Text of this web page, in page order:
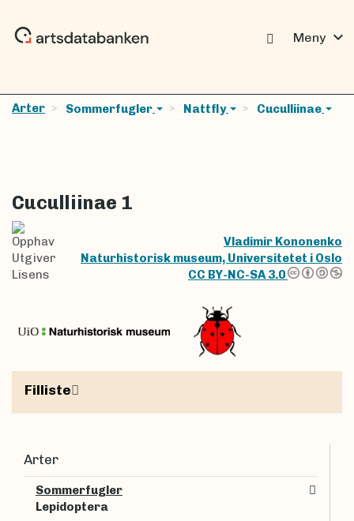
Meny expand_more
Arter Sommerfugler Nattfly Cuculliinae
Cuculliinae 1
Opphav
Vladimir Kononenko
Utgiver
Naturhistorisk museum, Universitetet i Oslo
Lisens
CC BY-NC-SA 3.0
Filliste
Arter
Sommerfugler
Lepidoptera